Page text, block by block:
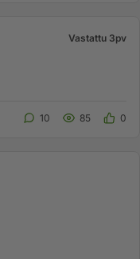
Vastattu 3pv
10 85 0